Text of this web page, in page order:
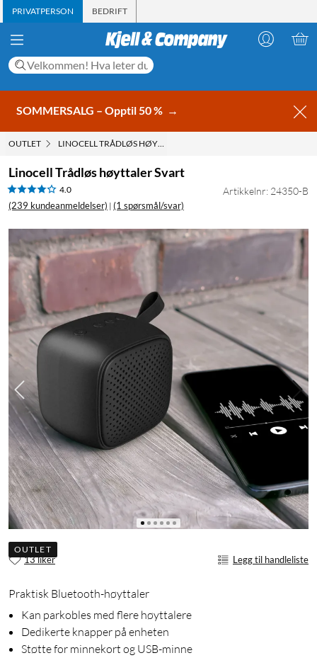
PRIVATPERSON BEDRIFT
SOMMERSALG – Opptil 50 % →
OUTLET LINOCELL TRÅDLØS HØYTTALER SVART
Linocell Trådløs høyttaler Svart
4.0
(239 kundeanmeldelser) | (1 spørsmål/svar)
Artikkelnr: 24350-B
OUTLET
13 liker Legg til handleliste
Praktisk Bluetooth-høyttaler
Kan parkobles med flere høyttalere
Dedikerte knapper på enheten
Støtte for minnekort og USB-minne